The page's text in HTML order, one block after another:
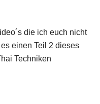
die ich euch nicht
einen Teil 2 dieses
Techniken